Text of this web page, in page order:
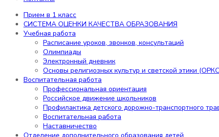
транспортного травматизма
Воспитательная работа
Наставничество
Отделение дополнительного образования детей
Персональные данные
Электронные ресурсы
Служба здоровья
Государственная итоговая аттестация
Служба медиации
Функциональная грамотность
ТЕАТРАЛЬНАЯ СТУДИЯ
Школьный спортивный клуб "Чистое небо"
Часто задаваемые вопросы
Наши достижения
Прием в 1 класс
СИСТЕМА ОЦЕНКИ КАЧЕСТВА ОБРАЗОВАНИЯ
Учебная работа
Расписание уроков, звонков, консультаций
Олимпиады
Электронный дневник
Основы религиозных культур и светской этики
Воспитательная работа
Профессиональная ориентация
Российское движение школьников
Профилактика детского дорожно-транспортного
Воспитательная работа
Наставничество